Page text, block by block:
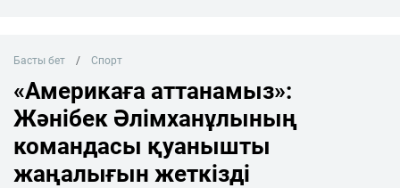
Басты бет Спорт
«Америкаға аттанамыз»:
Жәнібек Әлімханұлының
командасы қуанышты
жаңалығын жеткізді